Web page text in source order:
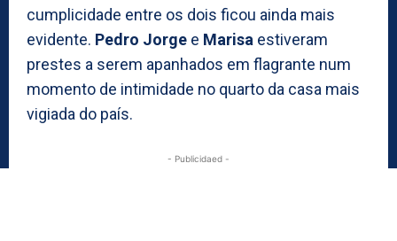
cumplicidade entre os dois ficou ainda mais
evidente. Pedro Jorge e Marisa estiveram
prestes a serem apanhados em flagrante num
momento de intimidade no quarto da casa mais
vigiada do país.
- Publicidaed -